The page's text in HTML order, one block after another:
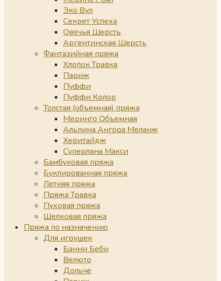
Эко Вул
Секрет Успеха
Овечья Шерсть
Аргентинская Шерсть
Фантазийная пряжа
Хлопок Травка
Париж
Пуффи
Пуффи Колор
Толстая (объемная) пряжа
Меринго Объемная
Альпина Ангора Меланж
Херитайдж
Суперлана Макси
Бамбуковая пряжа
Буклированная пряжа
Летняя пряжа
Пряжа Травка
Пуховая пряжа
Шелковая пряжа
Пряжа по назначению
Для игрушек
Банни Беби
Велюто
Дольче